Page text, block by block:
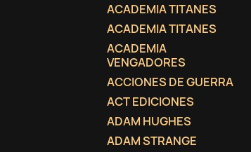
ACADEMIA TITANES
ACADEMIA TITANES
ACADEMIA
VENGADORES
ACCIONES DE GUERRA
ACT EDICIONES
ADAM HUGHES
ADAM STRANGE